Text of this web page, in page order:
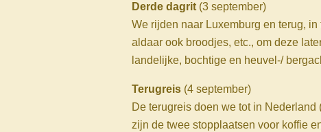
Derde dagrit (3 september)
We rijden naar Luxemburg en terug,
aldaar ook broodjes, etc., om deze
landelijke, bochtige en heuvel-/
Terugreis (4 september)
De terugreis doen we tot in Nederland
zijn de twee stopplaatsen voor koffie